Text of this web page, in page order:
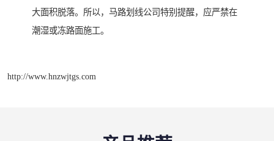
大面积脱落。所以，马路划线公司特别提醒，应严禁在
潮湿或冻路面施工。
http://www.hnzwjtgs.com